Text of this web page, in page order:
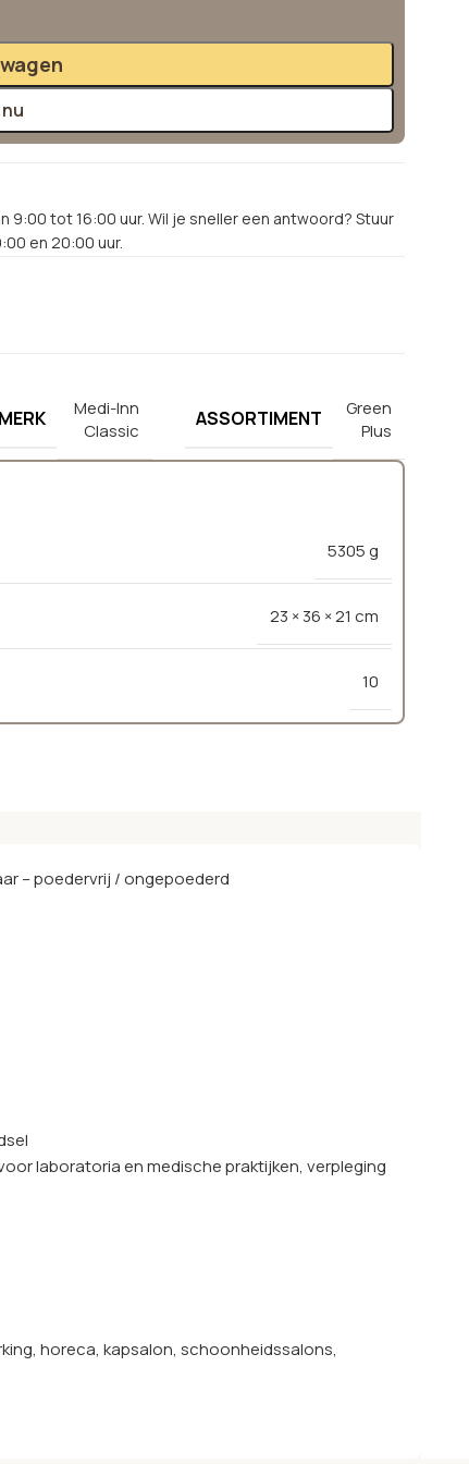
9:00 tot 16:00 uur. Wil je sneller een antwoord? Stuur
en 20:00 uur.
MERK
Medi-Inn
Classic
ASSORTIMENT
Green
Plus
5305 g
23 × 36 × 21 cm
10
– poedervrij / ongepoederd
laboratoria en medische praktijken, verpleging
horeca, kapsalon, schoonheidssalons,